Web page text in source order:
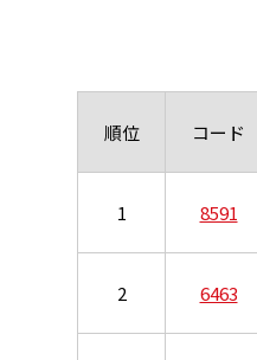
順位 コード
1 8591
2 6463